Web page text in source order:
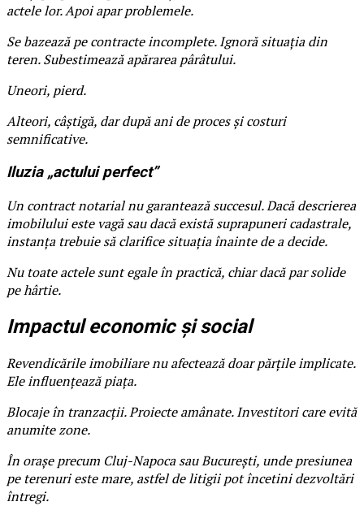
actele lor. Apoi apar problemele.
Se bazează pe contracte incomplete. Ignoră situația din
teren. Subestimează apărarea pârâtului.
Uneori, pierd.
Alteori, câștigă, dar după ani de proces și costuri
semnificative.
Iluzia „actului perfect”
Un contract notarial nu garantează succesul. Dacă descrierea
imobilului este vagă sau dacă există suprapuneri cadastrale,
instanța trebuie să clarifice situația înainte de a decide.
Nu toate actele sunt egale în practică, chiar dacă par solide
pe hârtie.
Impactul economic și social
Revendicările imobiliare nu afectează doar părțile implicate.
Ele influențează piața.
Blocaje în tranzacții. Proiecte amânate. Investitori care evită
anumite zone.
În orașe precum Cluj-Napoca sau București, unde presiunea
pe terenuri este mare, astfel de litigii pot încetini dezvoltări
întregi.